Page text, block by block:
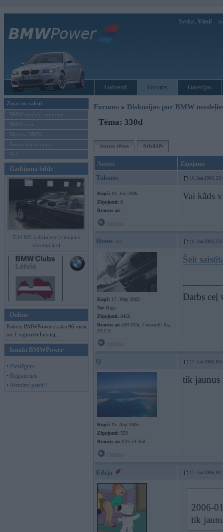
Sveiks, Viesi!
Galvenā Forums Galerijas
Ziņas un raksti
BMW modeļu jaunumi
BMW testi
Mēneša BMW
Sērijveida tūnings
Vel...
Gadījuma bilde
E34 M5 kabriolets (vienīgais
eksemplārs)
Online
Pašreiz BMWPower skatās 96 viesi
un 1 reģistrēti lietotāji.
Ienākt BMWPower
• Pieslēgties
• Reģistrēties
• Aizmirsi paroli?
Forums » Diskusijas par BMW
Tēma: 330d
Jauna tēma Atbildēt
Autors Ziņojums
Tukums 16. Jan 2006,
Kopš: 16. Jan 2006
Ziņojumi: 8
Braucu ar:
Vai kāds
Hesus 16. Jan 2006,
Kopš: 17. May 2002
No: Rīga
Ziņojumi: 8426
Braucu ar: e30 325i; Cosworth Rs;
Z3 2.5
Šeit
Darbs ceļ
Q 17. Jan 2006,
Kopš: 15. Aug 2005
Ziņojumi: 559
Braucu ar: F25 x3 35d
tik jaunus
Edzja 17. Jan 2006,
2006-
tik